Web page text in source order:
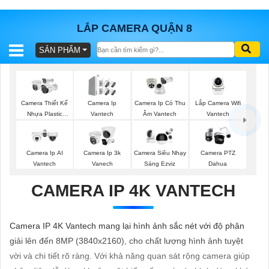
LẮP CAMERA QUẬN 8
BÁO
TRỌN
GÓI
SẢN
TƯ
VẤN
LẮP
SẢN PHẨM
Camera Thiết Kế
Nhựa Plastic
Camera Ip
Vantech
Camera Ip Có Thu
Âm Vantech
Lắp Camera Wifi
Vantech
Camera Ip AI
Vantech
Camera Ip 3k
Vanech
Camera Siêu Nhạy
Sáng Ezviz
Camera PTZ
Dahua
CAMERA IP 4K VANTECH
Camera IP 4K Vantech mang lại hình ảnh sắc nét với độ phân
giải lên đến 8MP (3840x2160), cho chất lượng hình ảnh tuyệt
vời và chi tiết rõ ràng. Với khả năng quan sát rộng camera giúp